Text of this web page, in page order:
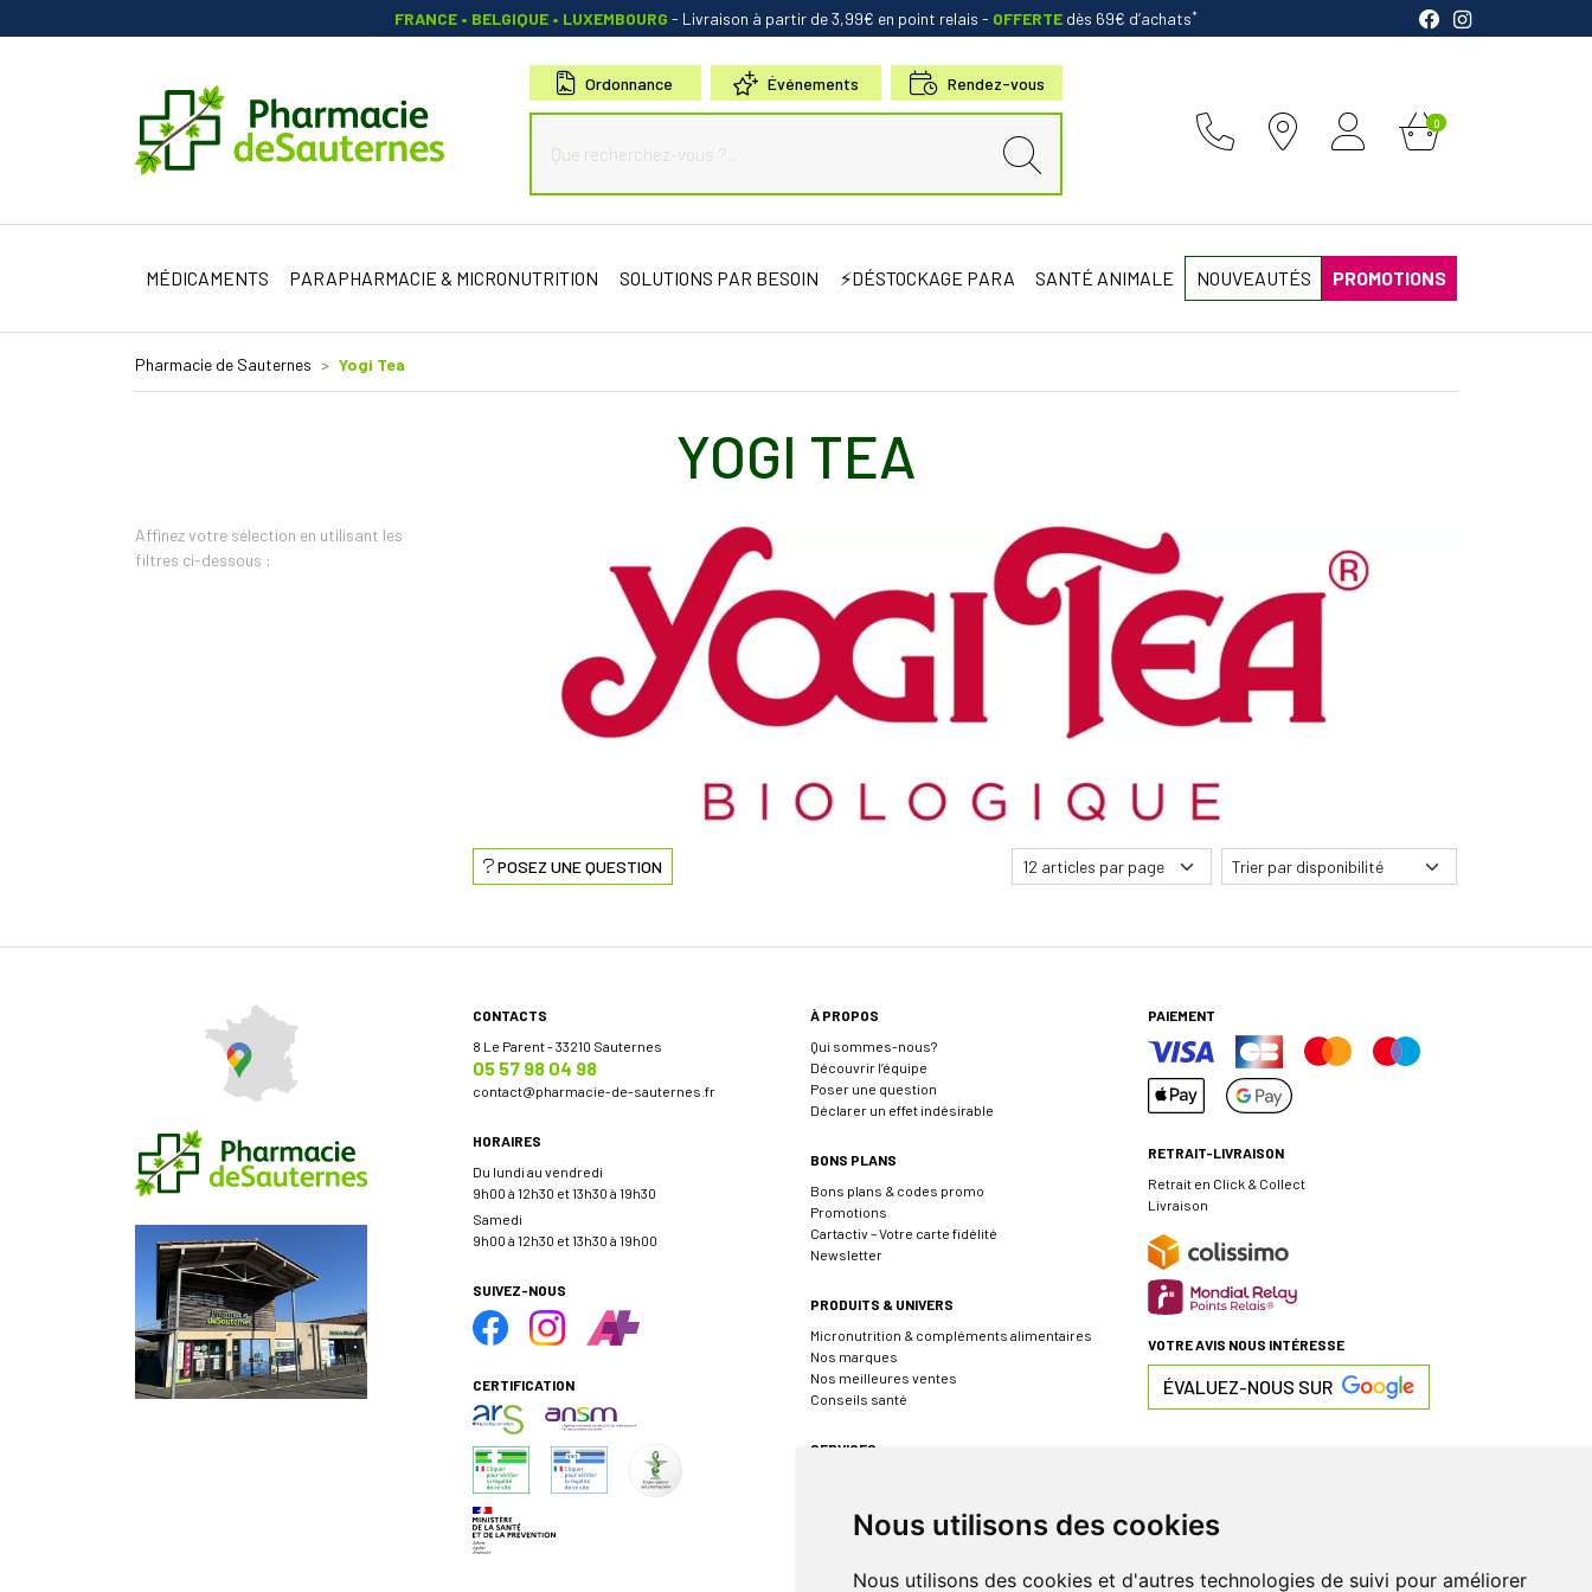
Nous utilisons des cookies
Nous utilisons des cookies et d'autres technologies de suivi pour améliorer
FRANCE • BELGIQUE • LUXEMBOURG - Livraison à partir de 3,99€ en point relais - OFFERTE dès 69€ d’achats*
Pharmacie de Sauternes Votre pharmacie en ligne à votre service
Ordonnance Événements Rendez-vous
0
MÉDICAMENTS PARAPHARMACIE & MICRONUTRITION SOLUTIONS PAR BESOIN ⚡DÉSTOCKAGE PARA SANTÉ ANIMALE NOUVEAUTÉS PROMOTIONS
Pharmacie de Sauternes Yogi Tea
YOGI TEA
POSEZ UNE QUESTION
Affinez votre sélection en utilisant les
filtres ci-dessous :
CONTACTS
8 Le Parent - 33210 Sauternes
05 57 98 04 98
contact@pharmacie-de-sauternes.fr
HORAIRES
Du lundi au vendredi
9h00 à 12h30 et 13h30 à 19h30
Samedi
9h00 à 12h30 et 13h30 à 19h00
SUIVEZ-NOUS
CERTIFICATION
À PROPOS
Qui sommes-nous?
Découvrir l’équipe
Poser une question
Déclarer un effet indésirable
BONS PLANS
Bons plans & codes promo
Promotions
Cartactiv – Votre carte fidélité
Newsletter
PRODUITS & UNIVERS
Micronutrition & compléments alimentaires
Nos marques
Nos meilleures ventes
Conseils santé
SERVICES
Événements
PAIEMENT
RETRAIT-LIVRAISON
Retrait en Click & Collect
Livraison
VOTRE AVIS NOUS INTÉRESSE
ÉVALUEZ-NOUS SUR